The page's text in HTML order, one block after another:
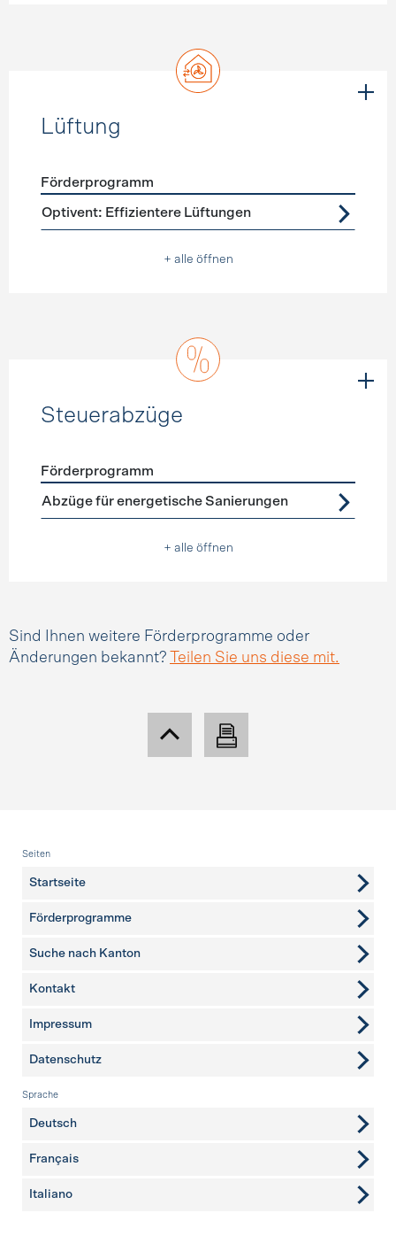
Lüftung
Förderprogramme Lüftung
Förderprogramm
Optivent: Effizientere Lüftungen
+ alle öffnen
Steuerabzüge
Förderprogramme Steuerabzüge
Förderprogramm
Abzüge für energetische Sanierungen
+ alle öffnen
Sind Ihnen weitere Förderprogramme oder
Änderungen bekannt?
Teilen Sie uns diese mit.
Fusszeile
Seiten
Startseite
Förderprogramme
Suche nach Kanton
weitere Seiten
Kontakt
Impressum
Datenschutz
Sprache
Deutsch
Français
Italiano